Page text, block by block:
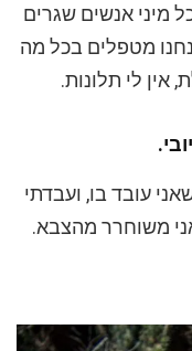
מיני אנשים שגרים
מטפלים בכל מה
לי תלונות.
עובד בו, ועבדתי